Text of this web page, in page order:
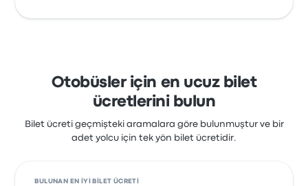
Otobüsler için en ucuz bilet
ücretlerini bulun
Bilet ücreti geçmişteki aramalara göre bulunmuştur ve bir
adet yolcu için tek yön bilet ücretidir.
BULUNAN EN IYI BILET ÜCRETI